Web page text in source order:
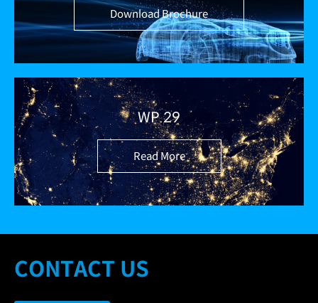
Download Brochure
WP.29
Read More
CONTACT US